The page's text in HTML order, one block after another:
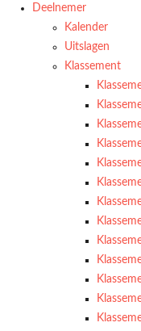
Deelnemer
Kalender
Uitslagen
Klassement